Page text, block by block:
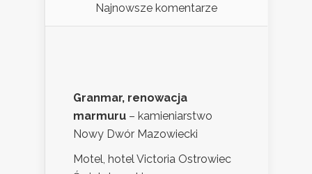
Najnowsze komentarze
Granmar, renowacja
marmuru – kamieniarstwo
Nowy Dwór Mazowiecki
Motel, hotel Victoria Ostrowiec